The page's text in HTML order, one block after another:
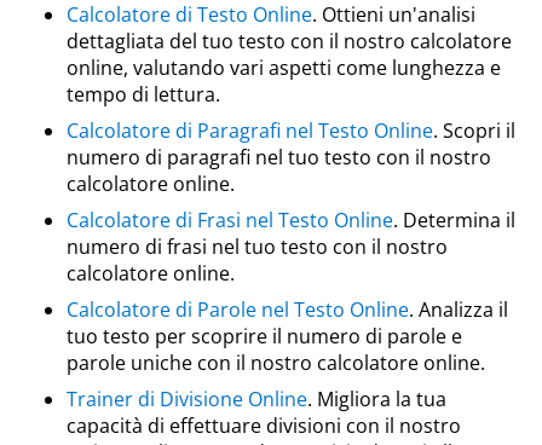
Calcolatore di Testo Online. Ottieni un'analisi
dettagliata del tuo testo con il nostro calcolatore
online, valutando vari aspetti come lunghezza e
tempo di lettura.
Calcolatore di Paragrafi nel Testo Online. Scopri il
numero di paragrafi nel tuo testo con il nostro
calcolatore online.
Calcolatore di Frasi nel Testo Online. Determina il
numero di frasi nel tuo testo con il nostro
calcolatore online.
Calcolatore di Parole nel Testo Online. Analizza il
tuo testo per scoprire il numero di parole e
parole uniche con il nostro calcolatore online.
Trainer di Divisione Online. Migliora la tua
capacità di effettuare divisioni con il nostro